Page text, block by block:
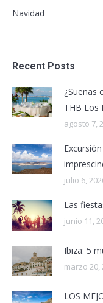
Navidad
Recent Posts
¿Sueñas
THB Los
agosto 7,
julio 6,
Las
junio 11,
Ibiza: 5
marzo 20,
LOS